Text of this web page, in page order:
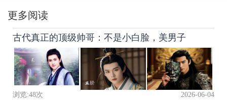
更多阅读
古代真正的顶级帅哥：不是小白脸，美男子
浏览:48次 2026-06-04